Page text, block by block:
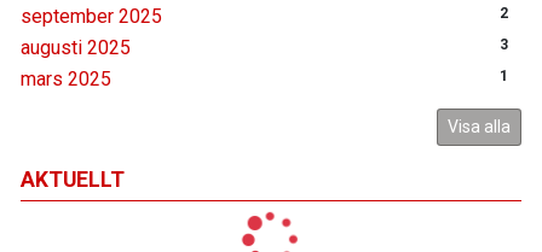
september 2025 2
augusti 2025 3
mars 2025 1
Visa alla
AKTUELLT